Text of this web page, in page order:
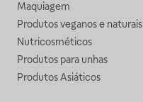
Maquiagem
Produtos veganos e naturais
Nutricosméticos
Produtos para unhas
Produtos Asiáticos